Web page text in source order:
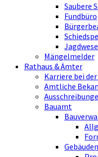
Saubere
Fundbüro
Mängelmelder
Rathaus & Ämter
Karriere bei
Amtliche
Bauamt